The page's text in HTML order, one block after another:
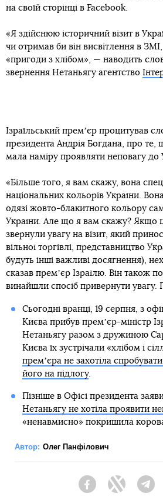
на своїй сторінці в Facebook.
«Я здійснюю історичний візит в
чи отримав би він висвітлення в
«пригоди з хлібом», — наводить
звернення Нетаньягу агентство
Ізраїльський премʼєр процитував
президента Андрія Богдана, про
мала наміру проявляти неповагу до
«Більше того, я вам скажу, вона
національних кольорів України.
одязі жовто-блакитного кольору
України. Але що я вам скажу? Якщо
звернули увагу на візит, який
вільної торгівлі, представництво
будуть інші важливі досягнення),
сказав премʼєр Ізраїлю. Він також
винайшли спосіб привернути
Сьогодні вранці, 19 серпня, з
Києва прибув премʼєр-міністр
Нетаньягу разом з дружиною
Києва їх зустрічали «хлібом і
премʼєра не захотіла
його на підлогу.
Пізніше в Офісі президента
Нетаньягу не хотіла проявити
«ненавмисно» покришила
Автор: Олег Панфілович
FacebookTwitter